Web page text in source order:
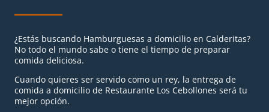
¿Estás buscando Hamburguesas a domicilio en Calderitas?
No todo el mundo sabe o tiene el tiempo de preparar
comida deliciosa.
Cuando quieres ser servido como un rey, la entrega de
comida a domicilio de Restaurante Los Cebollones será tu
mejor opción.